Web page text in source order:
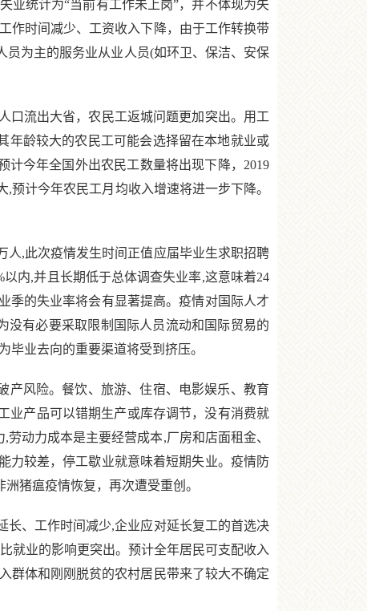
统计为“当前有工作未上岗”，并不体现为失
作时间减少、工资收入下降，由于工作转换带
员为主的服务业从业人员(如环卫、保洁、安保
流出大省，农民工返城问题更加突出。用工
年龄较大的农民工可能会选择留在本地就业或
今年全国外出农民工数量将出现下降，2019
预计今年农民工月均收入增速将进一步下降。
,此次疫情发生时间正值应届毕业生求职招聘
内,并且长期低于总体调查失业率,这意味着24
季的失业率将会有显著提高。疫情对国际人才
没有必要采取限制国际人员流动和国际贸易的
业去向的重要渠道将受到挤压。
风险。餐饮、旅游、住宿、电影娱乐、教育
业产品可以错期生产或库存调节，没有消费就
动力成本是主要经营成本,厂房和店面租金、
力较差，停工歇业就意味着短期失业。疫情防
猪瘟疫情恢复，再次遭受重创。
、工作时间减少,企业应对延长复工的首选决
就业的影响更突出。预计全年居民可支配收入
群体和刚刚脱贫的农村居民带来了较大不确定